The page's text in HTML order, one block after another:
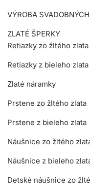
VÝROBA
ZLATÉ ŠPERKY
Retiazky zo žltého zlata
Retiazky z bieleho zlata
Zlaté náramky
Prstene zo žltého zlata
Prstene z bieleho zlata
Náušnice zo žltého
Náušnice z bieleho
Detské náušnice zo